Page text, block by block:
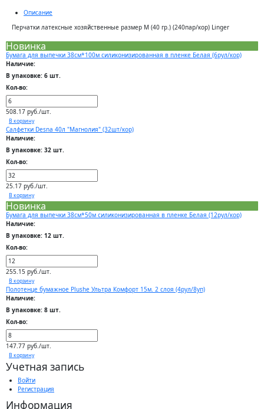
Описание
Перчатки латексные хозяйственные размер М (40 гр.) (240пар/кор) Linger
Новинка
Бумага для выпечки 38см*100м силиконизированная в пленке Белая (6рул/кор)
Наличие:
В упаковке: 6 шт.
Кол-во:
508.17 руб./шт.
В корзину
Салфетки Desna 40л "Магнолия" (32шт/кор)
Наличие:
В упаковке: 32 шт.
Кол-во:
25.17 руб./шт.
В корзину
Новинка
Бумага для выпечки 38см*50м силиконизированная в пленке Белая (12рул/кор)
Наличие:
В упаковке: 12 шт.
Кол-во:
255.15 руб./шт.
В корзину
Полотенце бумажное Plushe Ультра Комфорт 15м. 2 слоя (4рул/8уп)
Наличие:
В упаковке: 8 шт.
Кол-во:
147.77 руб./шт.
В корзину
Учетная запись
Войти
Регистрация
Информация